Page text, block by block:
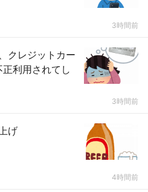
3時間前
クレジットカー
利用されてし
3時間前
げ
4時間前